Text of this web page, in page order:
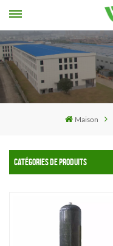
Maison
CATÉGORIES DE PRODUITS